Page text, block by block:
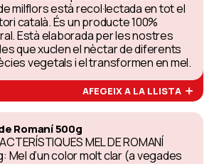
milflors està recol·lectada en tot el
català. És un producte 100%
Està elaborada per les nostres
que xuclen el nèctar de diferents
vegetals i el transformen en mel.
AFEGEIX A LA LLISTA
Romaní 500g
MEL DE ROMANÍ
Mel d’un color molt clar (a vegades